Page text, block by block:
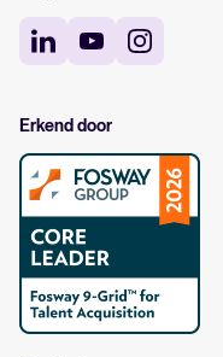
Erkend door